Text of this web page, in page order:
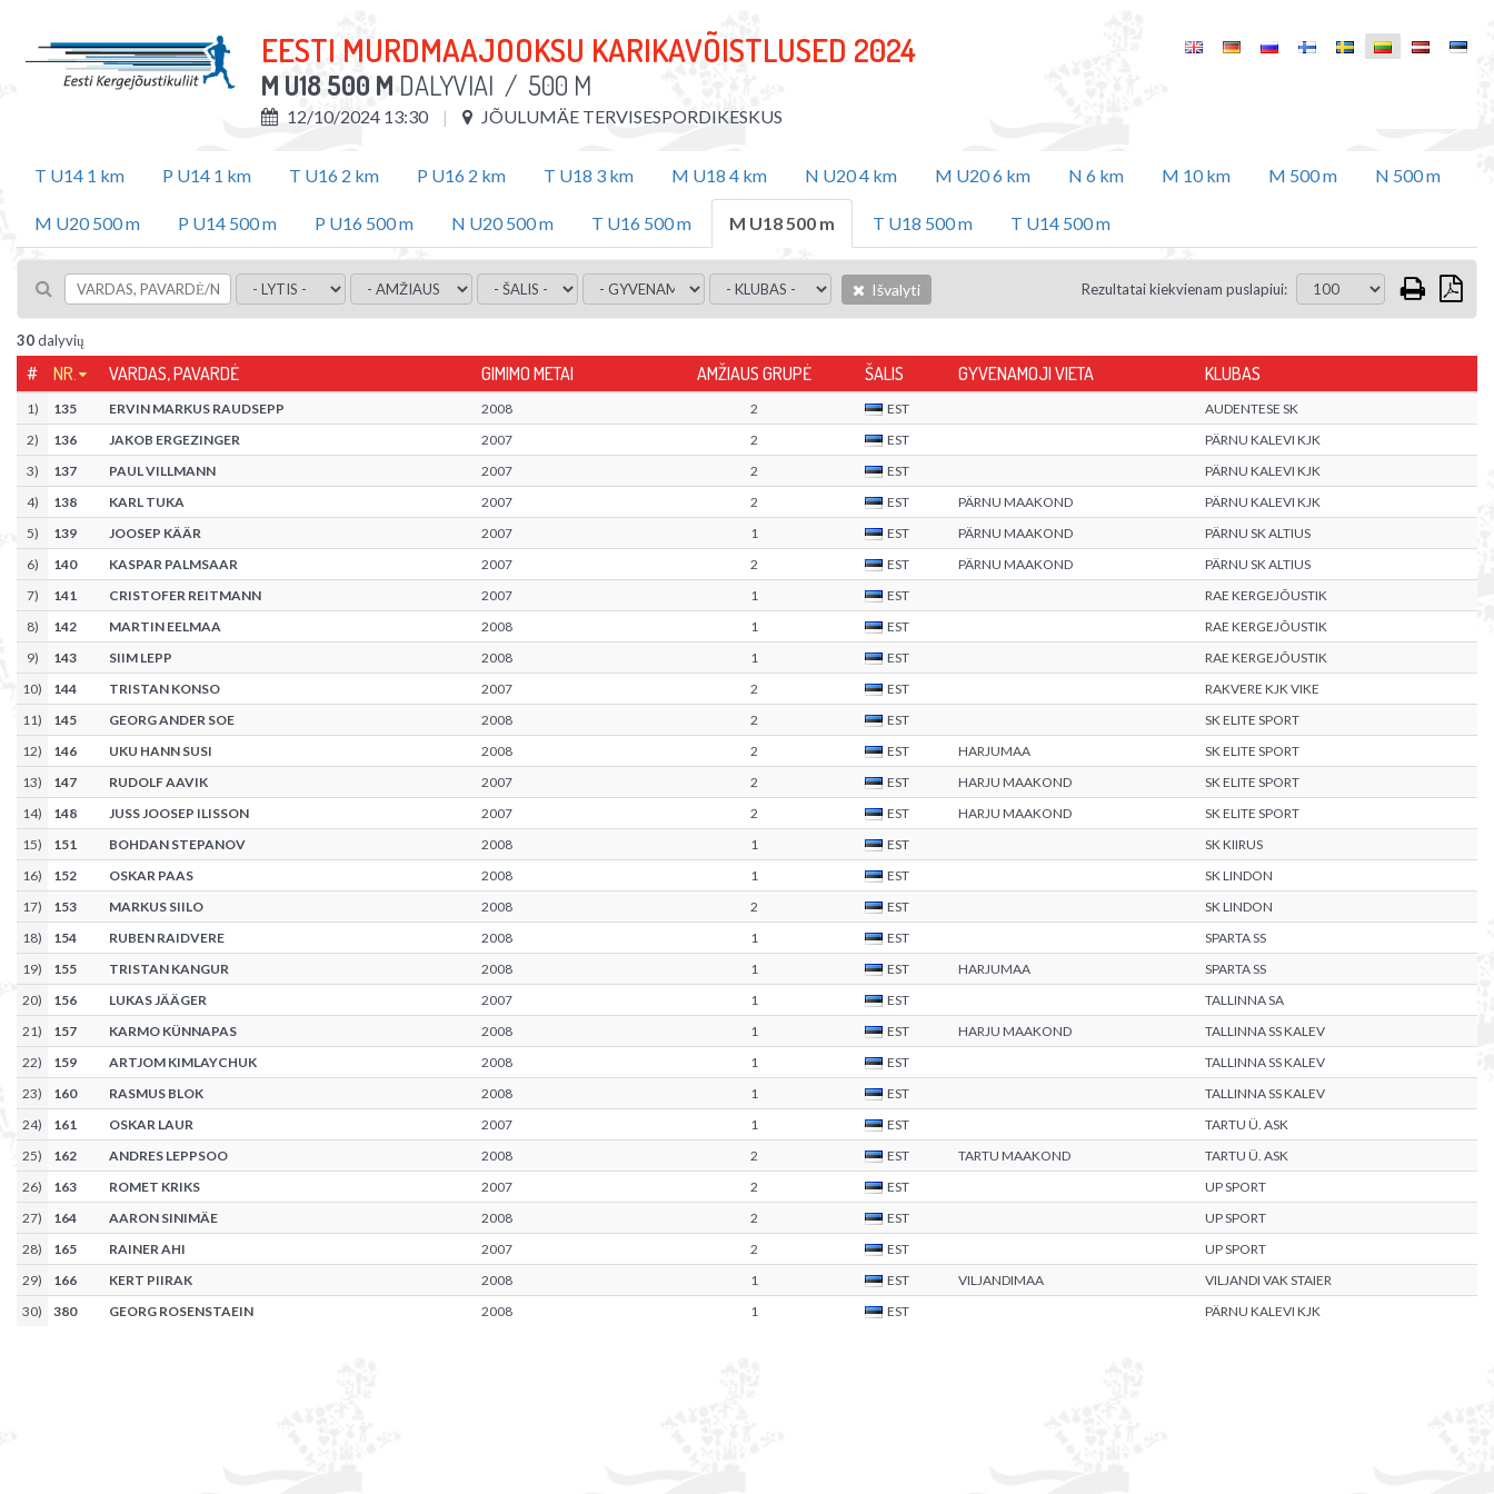
EESTI MURDMAAJOOKSU KARIKAVÕISTLUSED 2024
M U18 500 M DALYVIAI / 500 M
12/10/2024 13:30 JÕULUMÄE TERVISESPORDIKESKUS
T U14 1 km P U14 1 km T U16 2 km P U16 2 km T U18 3 km M U18 4 km N U20 4 km M U20 6 km N 6 km M 10 km M 500 m N 500 m
M U20 500 m P U14 500 m P U16 500 m N U20 500 m T U16 500 m M U18 500 m T U18 500 m T U14 500 m
Išvalyti Rezultatai kiekvienam puslapiui:
30dalyvių
# NR. VARDAS, PAVARDĖ GIMIMO METAI AMŽIAUS GRUPĖ ŠALIS GYVENAMOJI VIETA KLUBAS
1) 135 ERVIN MARKUS RAUDSEPP 2008 2 EST
AUDENTESE SK
2) 136 JAKOB ERGEZINGER 2007 2 EST
PÄRNU KALEVI KJK
3) 137 PAUL VILLMANN 2007 2 EST
PÄRNU KALEVI KJK
4) 138 KARL TUKA 2007 2 EST PÄRNU MAAKOND
PÄRNU KALEVI KJK
5) 139 JOOSEP KÄÄR 2007 1 EST PÄRNU MAAKOND
PÄRNU SK ALTIUS
6) 140 KASPAR PALMSAAR 2007 2 EST PÄRNU MAAKOND
PÄRNU SK ALTIUS
7) 141 CRISTOFER REITMANN 2007 1 EST
RAE KERGEJÕUSTIK
8) 142 MARTIN EELMAA 2008 1 EST
RAE KERGEJÕUSTIK
9) 143 SIIM LEPP 2008 1 EST
RAE KERGEJÕUSTIK
10) 144 TRISTAN KONSO 2007 2 EST
RAKVERE KJK VIKE
11) 145 GEORG ANDER SOE 2008 2 EST
SK ELITE SPORT
12) 146 UKU HANN SUSI 2008 2 EST HARJUMAA
SK ELITE SPORT
13) 147 RUDOLF AAVIK 2007 2 EST HARJU MAAKOND
SK ELITE SPORT
14) 148 JUSS JOOSEP ILISSON 2007 2 EST HARJU MAAKOND
SK ELITE SPORT
15) 151 BOHDAN STEPANOV 2008 1 EST
SK KIIRUS
16) 152 OSKAR PAAS 2008 1 EST
SK LINDON
17) 153 MARKUS SIILO 2008 2 EST
SK LINDON
18) 154 RUBEN RAIDVERE 2008 1 EST
SPARTA SS
19) 155 TRISTAN KANGUR 2008 1 EST HARJUMAA
SPARTA SS
20) 156 LUKAS JÄÄGER 2007 1 EST
TALLINNA SA
21) 157 KARMO KÜNNAPAS 2008 1 EST HARJU MAAKOND
TALLINNA SS KALEV
22) 159 ARTJOM KIMLAYCHUK 2008 1 EST
TALLINNA SS KALEV
23) 160 RASMUS BLOK 2008 1 EST
TALLINNA SS KALEV
24) 161 OSKAR LAUR 2007 1 EST
TARTU Ü. ASK
25) 162 ANDRES LEPPSOO 2008 2 EST TARTU MAAKOND
TARTU Ü. ASK
26) 163 ROMET KRIKS 2007 2 EST
UP SPORT
27) 164 AARON SINIMÄE 2008 2 EST
UP SPORT
28) 165 RAINER AHI 2007 2 EST
UP SPORT
29) 166 KERT PIIRAK 2008 1 EST VILJANDIMAA
VILJANDI VAK STAIER
30) 380 GEORG ROSENSTAEIN 2008 1 EST PÄRNU KALEVI KJK